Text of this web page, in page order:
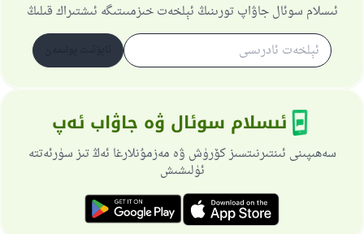
ئىسلام سوئال جاۋاپ تورىنىڭ ئېلخەت خىزمىىتىگە ئىشتىراك قىلىڭ
ئىسلام سوئال ۋە جاۋاب ئەپ
سەھىپىنى ئىنتىرنىتسىز كۆرۈش ۋە مەزمۇنلارغا ئەڭ تىز سۈرئەتتە
ئۈلىشىش